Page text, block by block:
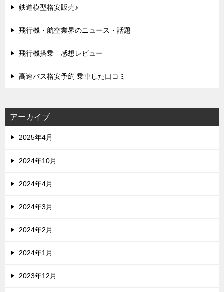
鉄道模型格安販売♪
飛行機・航空業界のニュース・話題
飛行機搭乗 感想レビュー
高速バス格安予約 乗車した口コミ
アーカイブ
2025年4月
2024年10月
2024年4月
2024年3月
2024年2月
2024年1月
2023年12月